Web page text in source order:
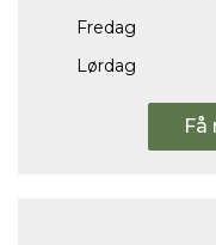
Fredag
Lørdag
Få